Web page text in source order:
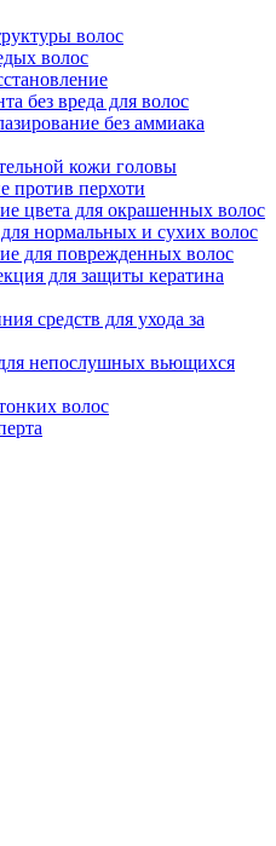
волос
волос
без вреда для волос
без аммиака
кожи головы
против перхоти
цвета для окрашенных волос
нормальных и сухих волос
для поврежденных волос
для защиты кератина
средств для ухода за
для непослушных вьющихся
волос